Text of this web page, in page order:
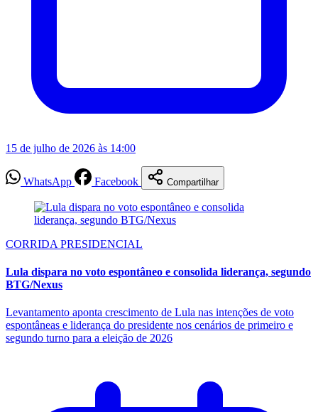
15 de julho de 2026 às 14:00
WhatsApp Facebook Compartilhar
CORRIDA PRESIDENCIAL
Lula dispara no voto espontâneo e consolida liderança, segundo
BTG/Nexus
Levantamento aponta crescimento de Lula nas intenções de voto
espontâneas e liderança do presidente nos cenários de primeiro e
segundo turno para a eleição de 2026